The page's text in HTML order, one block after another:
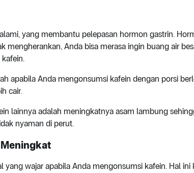
yang membantu pelepasan hormon gastrin.
mengherankan, Anda bisa merasa ingin buang air
apabila Anda mengonsumsi kafein dengan porsi
cair.
lainnya adalah meningkatnya asam lambung
nyaman di perut.
yang wajar apabila Anda mengonsumsi kafein. Hal ini